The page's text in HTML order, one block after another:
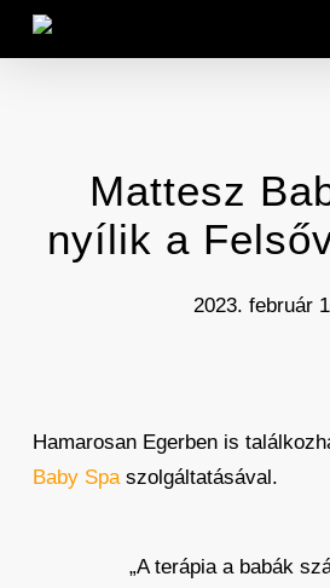
Skip
Mattesz
nyílik a
2023. február
Hamarosan Egerben is
Baby Spaszolgáltatásával.
„A terápia a babák